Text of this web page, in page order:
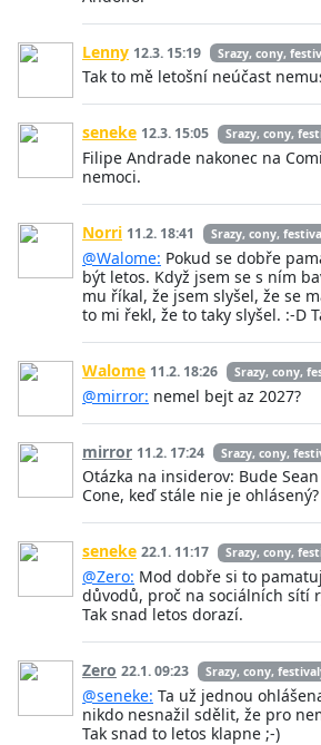
Lenny 12.3. 15:19 Srazy, cony,
Tak to mě letošní neúčast
seneke 12.3. 15:05 Srazy, cony,
Filipe Andrade nakonec na
nemoci.
Norri 11.2. 18:41 Srazy, cony,
@Walome: Pokud se dobře
být letos. Když jsem se s ním
mu říkal, že jsem slyšel, že se
to mi řekl, že to taky slyšel. :-D
Walome 11.2. 18:26 Srazy, cony,
@mirror: nemel bejt az 2027?
mirror 11.2. 17:24 Srazy, cony,
Otázka na insiderov: Bude
Cone, keď stále nie je
seneke 22.1. 11:17 Srazy, cony,
@Zero: Mod dobře si to
důvodů, proč na sociálních sítí
Tak snad letos dorazí.
Zero 22.1. 09:23 Srazy, cony,
@seneke: Ta už jednou
nikdo nesnažil sdělit, že pro
Tak snad to letos klapne ;-)